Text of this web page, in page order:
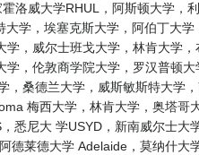
洛威大学RHUL，阿斯顿大学，
学，埃塞克斯大学，阿伯丁大
，威尔士班戈大学，林肯大学
，伦敦商学院大学，罗汉普顿
桑德兰大学，威斯敏斯特大学
梅西大学，林肯大学，奥塔哥
悉尼大 学USYD，新南威尔士大
德莱德大学 Adelaide，莫纳什大